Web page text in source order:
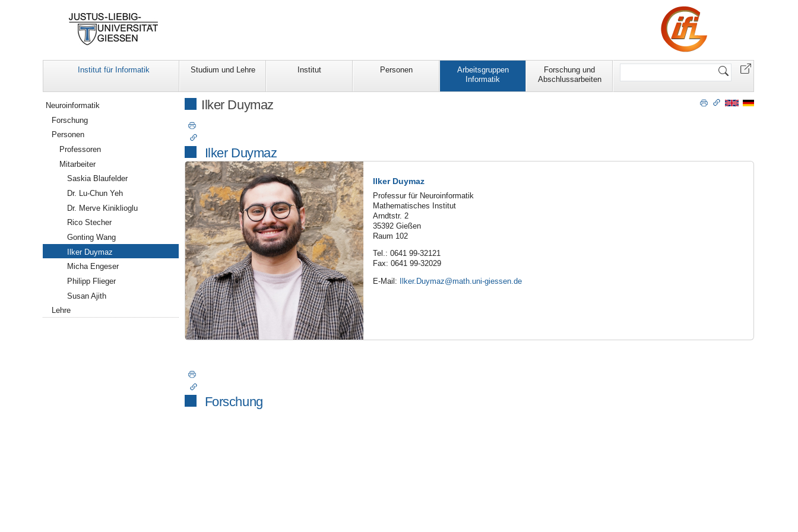
Institut für Informatik Studium und Lehre Institut Personen
Arbeitsgruppen
Informatik
Forschung und
Abschlussarbeiten
Website
Ilker Duymaz
Ilker Duymaz
Ilker Duymaz
Professur für Neuroinformatik
Mathematisches Institut
Arndtstr. 2
35392 Gießen
Raum 102
Tel.: 0641 99-32121
Fax: 0641 99-32029
E-Mail:
Ilker.Duymaz@math.uni-giessen.de
Forschung
Navigation
Neuroinformatik
Forschung
Personen
Professoren
Mitarbeiter
Saskia Blaufelder
Dr. Lu-Chun Yeh
Dr. Merve Kiniklioglu
Rico Stecher
Gonting Wang
Ilker Duymaz
Micha Engeser
Philipp Flieger
Susan Ajith
Lehre